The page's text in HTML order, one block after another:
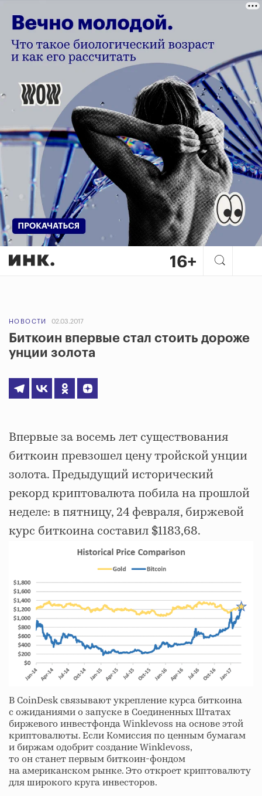
НОВОСТИ 02.03.2017
Биткоин впервые стал стоить дороже
унции золота
Впервые за восемь лет существования
биткоин превзошел цену тройской унции
золота. Предыдущий исторический
рекорд криптовалюта побила на прошлой
неделе: в пятницу, 24 февраля, биржевой
курс биткоина составил $1183,68.
В CoinDesk связывают укрепление курса биткоина
с ожиданиями о запуске в Соединенных Штатах
биржевого инвестфонда Winklevoss на основе этой
криптовалюты. Если Комиссия по ценным бумагам
и биржам одобрит создание Winklevoss,
то он станет первым биткоин-фондом
на американском рынке. Это откроет криптовалюту
для широкого круга инвесторов.